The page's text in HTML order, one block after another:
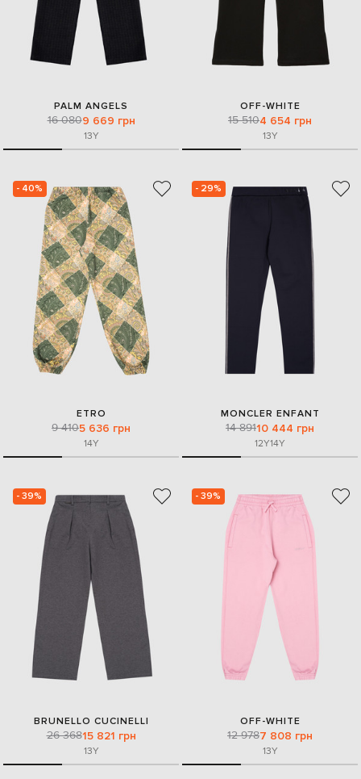
PALM ANGELS
16 0809 669 грн
13Y
OFF-WHITE
15 5104 654 грн
13Y
- 40%
ETRO
9 4105 636 грн
14Y
- 29%
MONCLER ENFANT
14 89110 444 грн
12Y14Y
- 39%
BRUNELLO CUCINELLI
26 36815 821 грн
13Y
- 39%
OFF-WHITE
12 9787 808 грн
13Y